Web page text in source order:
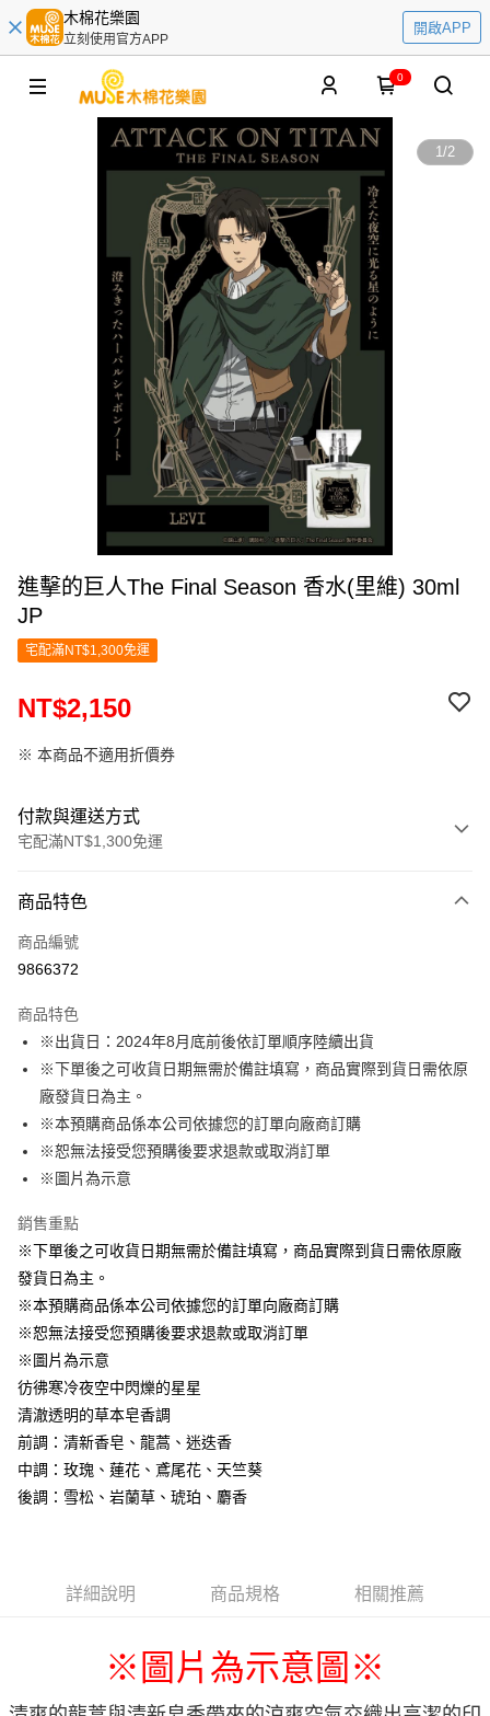
木棉花樂園
立刻使用官方APP
開啟APP
0
1/2
進擊的巨人The Final Season 香水(里維) 30ml
JP
宅配滿NT$1,300免運
NT$2,150
※ 本商品不適用折價券
付款與運送方式
宅配滿NT$1,300免運
信用卡一次付款
LINE Pay
悠遊付
Google Pay
ATM付款
運送方式
每筆NT$100，滿NT$1,300(含以上)免運費
商品特色
商品編號
9866372
商品特色
※出貨日：2024年8月底前後依訂單順序陸續出貨
※下單後之可收貨日期無需於備註填寫，商品實際到貨日需依原
廠發貨日為主。
※本預購商品係本公司依據您的訂單向廠商訂購
※恕無法接受您預購後要求退款或取消訂單
※圖片為示意
銷售重點
※下單後之可收貨日期無需於備註填寫，商品實際到貨日需依原廠
發貨日為主。
※本預購商品係本公司依據您的訂單向廠商訂購
※恕無法接受您預購後要求退款或取消訂單
※圖片為示意
彷彿寒冷夜空中閃爍的星星
清澈透明的草本皂香調
前調：清新香皂、龍蒿、迷迭香
中調：玫瑰、蓮花、鳶尾花、天竺葵
後調：雪松、岩蘭草、琥珀、麝香
詳細說明 商品規格 相關推薦
※圖片為示意圖 ※